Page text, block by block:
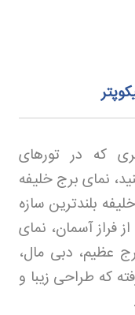
که در تورهای
نمای برج خلیفه
828 متر، برج خلیفه بلندترین سازه
آسمان، نمای
عظیم، دبی مال،
که طراحی زیبا و
.